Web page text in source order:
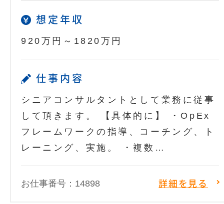
想定年収
920万円～1820万円
仕事内容
シニアコンサルタントとして業務に従事
して頂きます。 【具体的に】 ・OpEx
フレームワークの指導、コーチング、ト
レーニング、実施。 ・複数…
お仕事番号：14898 詳細を見る